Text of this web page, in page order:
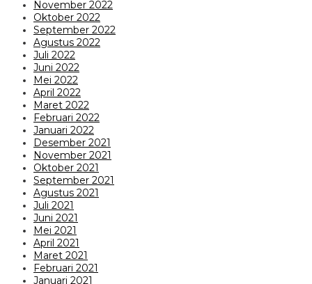
November 2022
Oktober 2022
September 2022
Agustus 2022
Juli 2022
Juni 2022
Mei 2022
April 2022
Maret 2022
Februari 2022
Januari 2022
Desember 2021
November 2021
Oktober 2021
September 2021
Agustus 2021
Juli 2021
Juni 2021
Mei 2021
April 2021
Maret 2021
Februari 2021
Januari 2021